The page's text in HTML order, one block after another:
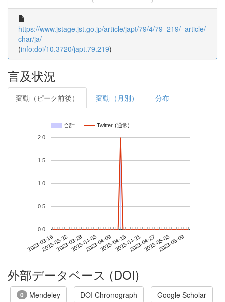
https://www.jstage.jst.go.jp/article/japt/79/4/79_219/_article/-
char/ja/
(info:doi/10.3720/japt.79.219)
言及状況
変動（ピーク前後） 変動（月別） 分布
合計 Twitter (通常)
2023-03-162023-03-222023-03-282023-04-032023-04-092023-04-152023-04-212023-04-272023-05-032023-05-09
0.0
0.5
1.0
1.5
2.0
外部データベース (DOI)
0 Mendeley DOI Chronograph Google Scholar